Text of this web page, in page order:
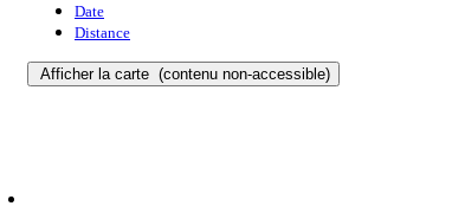
Date
Distance
Afficher la carte (contenu non-accessible)